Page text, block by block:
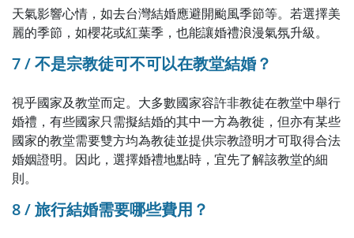
天氣影響心情，如去台灣結婚應避開颱風季節等。若選擇美
麗的季節，如櫻花或紅葉季，也能讓婚禮浪漫氣氛升級。
7 / 不是宗教徒可不可以在教堂結婚？
視乎國家及教堂而定。大多數國家容許非教徒在教堂中舉行
婚禮，有些國家只需擬結婚的其中一方為教徙，但亦有某些
國家的教堂需要雙方均為教徒並提供宗教證明才可取得合法
婚姻證明。因此，選擇婚禮地點時，宜先了解該教堂的細
則。
8 / 旅行結婚需要哪些費用？